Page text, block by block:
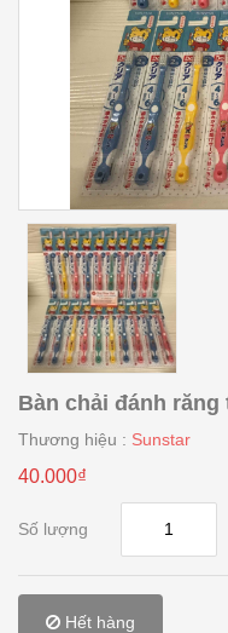
Bàn chải đánh răng
Thương hiệu : Sunstar
40.000₫
Số lượng
Hết hàng